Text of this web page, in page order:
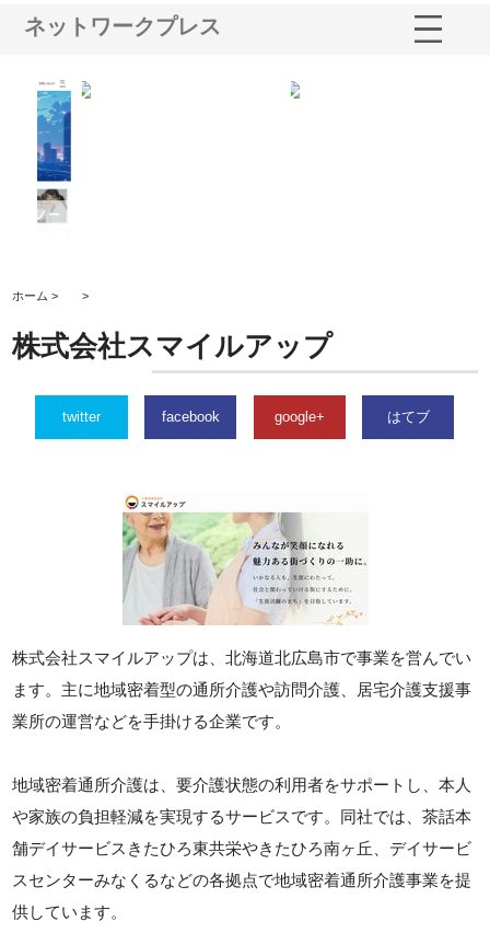
ネットワークプレス
株式会社耕文社が品川で実現す
ホーム > >
株式会社スマイルアップ
twitter facebook google+ はてブ
株式会社スマイルアップは、北海道北広島市で事業を営んでい
ます。主に地域密着型の通所介護や訪問介護、居宅介護支援事
業所の運営などを手掛ける企業です。
地域密着通所介護は、要介護状態の利用者をサポートし、本人
や家族の負担軽減を実現するサービスです。同社では、茶話本
舗デイサービスきたひろ東共栄やきたひろ南ヶ丘、デイサービ
スセンターみなくるなどの各拠点で地域密着通所介護事業を提
供しています。